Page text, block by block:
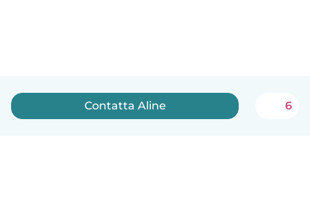
Contatta Aline 6